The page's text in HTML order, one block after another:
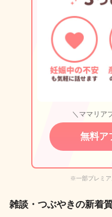
＼ママリア
無料ア
※一部プレミア
雑談・つぶやきの新着